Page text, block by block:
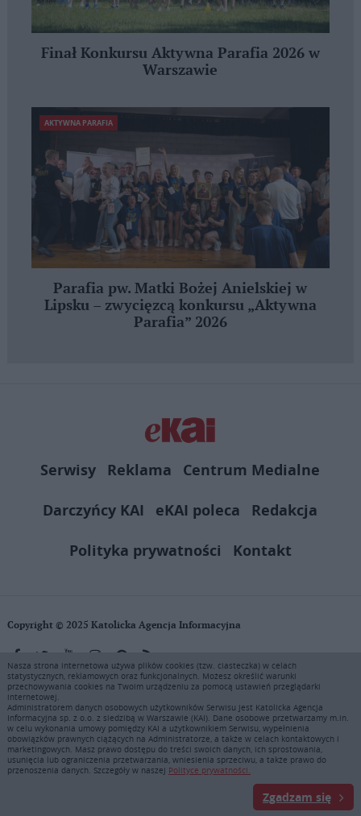
Finał Konkursu Aktywna Parafia 2026 w
Warszawie
AKTYWNA PARAFIA
Parafia pw. Matki Bożej Anielskiej w
Lipsku – zwycięzcą konkursu „Aktywna
Parafia” 2026
Serwisy Reklama
Centrum Medialne
Darczyńcy KAI
eKAI poleca
Redakcja
Polityka prywatności
Kontakt
Copyright © 2025 Katolicka Agencja Informacyjna
KAI zastrzega wszelkie prawa do serwisu. Użytkownicy mogą pobierać
i drukować fragmenty zawartości serwisu internetowego www.ekai.pl
wyłącznie do użytku osobistego. Publikacja, rozpowszechnianie
zawartości niniejszego serwisu lub jej sprzedaż (także framing i in.
podobne metody), są bez uprzedniej pisemnej zgody KAI zabronione i
stanowią naruszenie ustaw o prawie autorskim, ochronie baz danych i
uczciwej konkurencji - będą ścigane przy pomocy wszelkich
dostępnych środków prawnych. Zapraszamy do prenumeraty serwisu
prasowego KAI: tel. 22 635 77 18 e-mail: marketing@ekai.pl
Nasza strona internetowa używa plików cookies (tzw. ciasteczka) w celach
statystycznych, reklamowych oraz funkcjonalnych. Możesz określić warunki
przechowywania cookies na Twoim urządzeniu za pomocą ustawień przeglądarki
internetowej.
Administratorem danych osobowych użytkowników Serwisu jest Katolicka Agencja
Informacyjna sp. z o.o. z siedzibą w Warszawie (KAI). Dane osobowe przetwarzamy m.in.
w celu wykonania umowy pomiędzy KAI a użytkownikiem Serwisu, wypełnienia
obowiązków prawnych ciążących na Administratorze, a także w celach kontaktowych i
marketingowych. Masz prawo dostępu do treści swoich danych, ich sprostowania,
usunięcia lub ograniczenia przetwarzania, wniesienia sprzeciwu, a także prawo do
przenoszenia danych. Szczegóły w naszej Polityce prywatności.
Zgadzam się